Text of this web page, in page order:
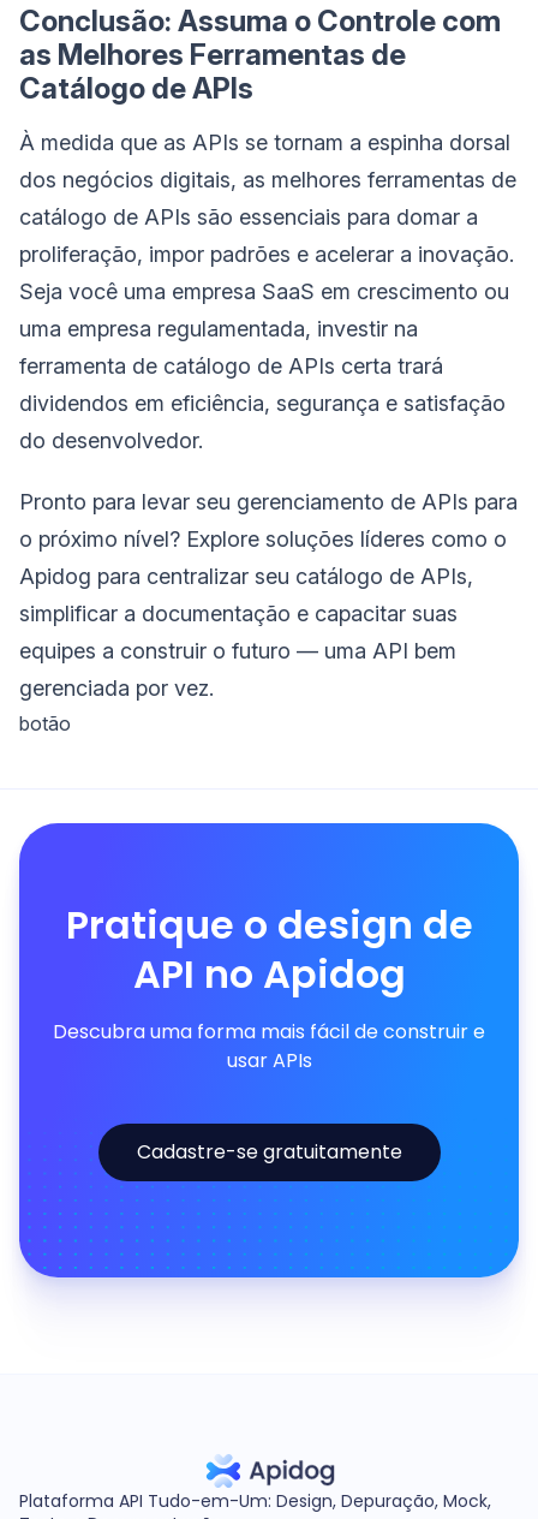
Conclusão: Assuma o Controle com
as Melhores Ferramentas de
Catálogo de APIs
À medida que as APIs se tornam a espinha dorsal
dos negócios digitais, as melhores ferramentas de
catálogo de APIs são essenciais para domar a
proliferação, impor padrões e acelerar a inovação.
Seja você uma empresa SaaS em crescimento ou
uma empresa regulamentada, investir na
ferramenta de catálogo de APIs certa trará
dividendos em eficiência, segurança e satisfação
do desenvolvedor.
Pronto para levar seu gerenciamento de APIs para
o próximo nível? Explore soluções líderes como o
Apidog para centralizar seu catálogo de APIs,
simplificar a documentação e capacitar suas
equipes a construir o futuro — uma API bem
gerenciada por vez.
botão
Pratique o design de
API no Apidog
Descubra uma forma mais fácil de construir e
usar APIs
Cadastre-se gratuitamente
Plataforma API Tudo-em-Um: Design, Depuração, Mock,